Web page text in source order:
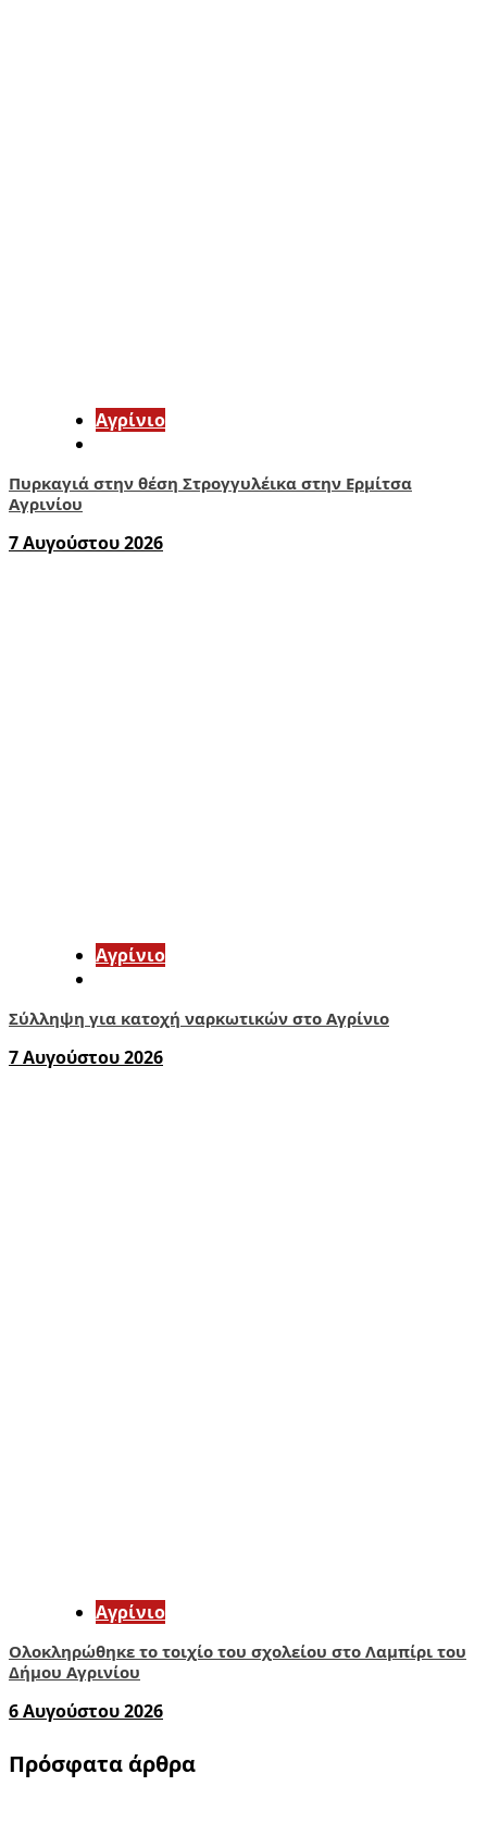
Aγρίνιο
Πυρκαγιά στην θέση Στρογγυλέικα στην Ερμίτσα
Αγρινίου
7 Αυγούστου 2026
Aγρίνιο
Σύλληψη για κατοχή ναρκωτικών στο Αγρίνιο
7 Αυγούστου 2026
Aγρίνιο
Ολοκληρώθηκε το τοιχίο του σχολείου στο Λαμπίρι του
Δήμου Αγρινίου
6 Αυγούστου 2026
Πρόσφατα άρθρα